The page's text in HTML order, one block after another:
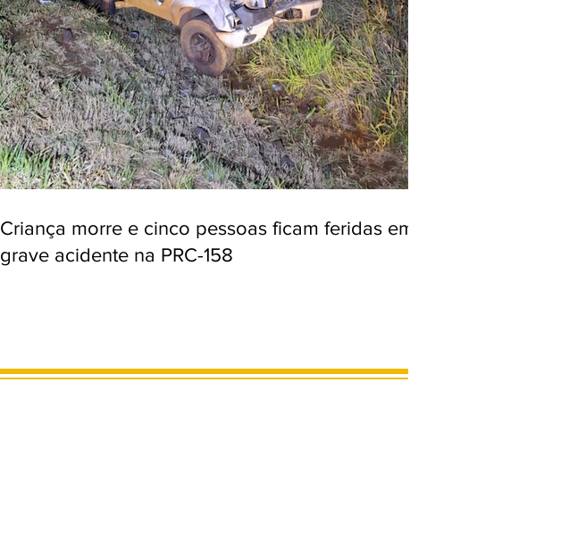
Criança morre e cinco pessoas ficam feridas em
grave acidente na PRC-158